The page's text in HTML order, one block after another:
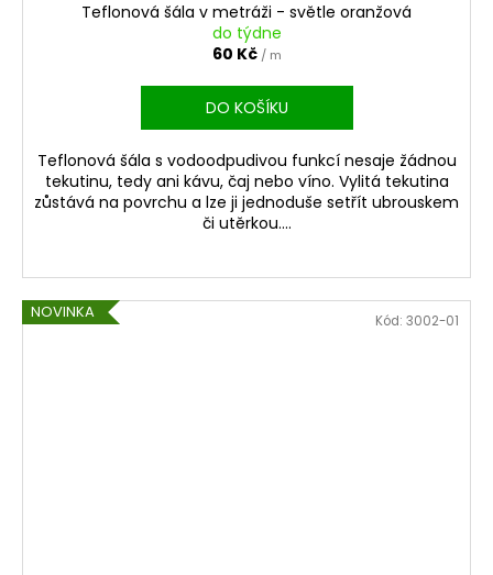
Teflonová šála v metráži - světle oranžová
do týdne
60 Kč / m
DO KOŠÍKU
Teflonová šála s vodoodpudivou funkcí nesaje žádnou
tekutinu, tedy ani kávu, čaj nebo víno. Vylitá tekutina
zůstává na povrchu a lze ji jednoduše setřít ubrouskem
či utěrkou....
NOVINKA Kód: 3002-01